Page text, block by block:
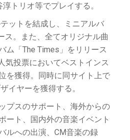
トリオ等でプレイする。
ットを結成し、ミニアルバ
ス。また、全てオリジナル曲
ム「The Times」をリリース
気投票においてベストインス
を獲得。同時に同サイト上で
イヤーを獲得する。
プスのサポート、海外からの
ート、国内外の音楽イベント
ルへの出演、CM音楽の録